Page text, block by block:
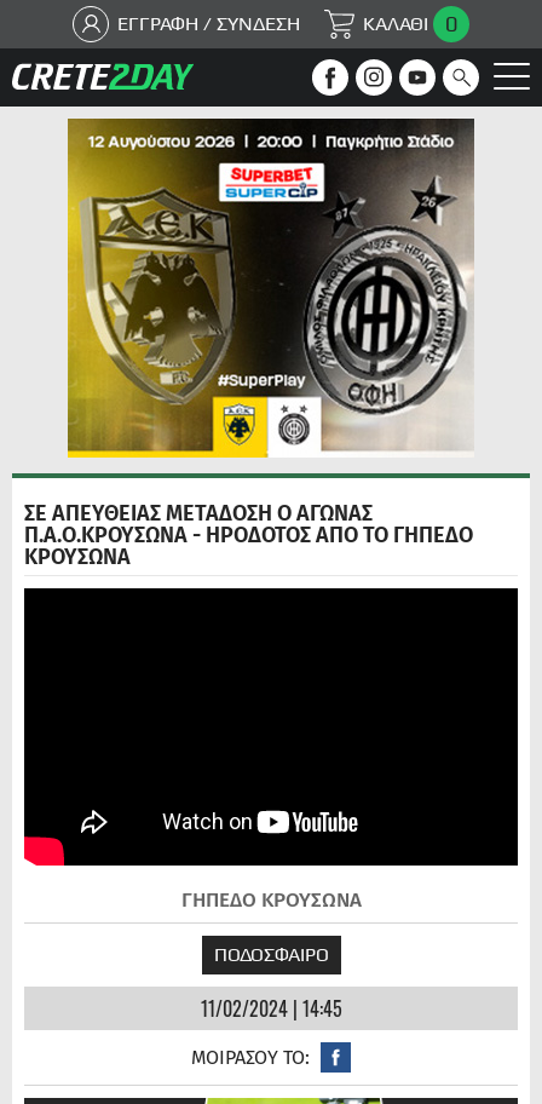
ΕΓΓΡΑΦΗ / ΣΥΝΔΕΣΗ ΚΑΛΑΘΙ 0
ΣΕ ΑΠΕΥΘΕΙΑΣ ΜΕΤΑΔΟΣΗ Ο ΑΓΩΝΑΣ
Π.Α.Ο.ΚΡΟΥΣΩΝΑ - ΗΡΟΔΟΤΟΣ ΑΠΟ ΤΟ ΓΗΠΕΔΟ
ΚΡΟΥΣΩΝΑ
ΓΗΠΕΔΟ ΚΡΟΥΣΩΝΑ
ΠΟΔΟΣΦΑΙΡΟ
11/02/2024 | 14:45
ΜΟΙΡΑΣΟΥ ΤΟ: